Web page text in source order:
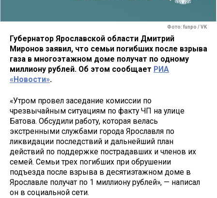
Фото: funpo / VK
Губернатор Ярославской области Дмитрий
Миронов заявил, что семьи погибших после взрыва
газа в многоэтажном доме получат по одному
миллиону рублей. Об этом сообщает РИА
«Новости».
«Утром провел заседание комиссии по
чрезвычайным ситуациям по факту ЧП на улице
Батова. Обсудили работу, которая велась
экстренными службами города Ярославля по
ликвидации последствий и дальнейший план
действий по поддержке пострадавших и членов их
семей. Семьи трех погибших при обрушении
подъезда после взрыва в десятиэтажном доме в
Ярославле получат по 1 миллиону рублей», — написал
он в социальной сети.